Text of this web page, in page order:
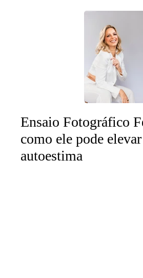
Ensaio Fotográfico
como ele pode
autoestima